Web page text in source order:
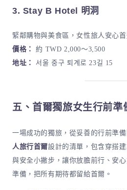
3. Stay B Hotel 明洞
緊鄰購物與美食區，女性旅人安心
價格：
約 TWD 2,000～3,500
地址：
서울 중구 퇴계로 23길 15
五、首爾獨旅女生行前準
一場成功的獨旅，從妥善的行前準
人旅行首爾設計的清單，包含穿搭
與安全小撇步，讓你放膽前行、安
準備，把所有期待都留給首爾。